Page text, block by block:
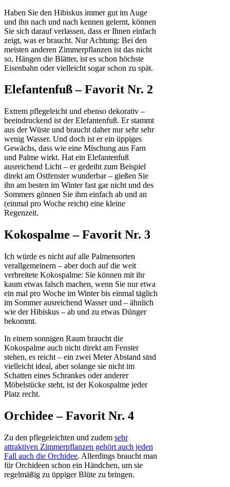
Haben Sie den Hibiskus immer gut im Auge
und ihn nach und nach kennen gelernt, können
Sie sich darauf verlassen, dass er Ihnen einfach
zeigt, was er braucht. Nur Achtung: Bei den
meisten anderen Zimmerpflanzen ist das nicht
so, Hängen die Blätter, ist es schon höchste
Eisenbahn oder vielleicht sogar schon zu spät.
Elefantenfuß – Favorit Nr. 2
Extrem pflegeleicht und ebenso dekorativ –
beeindruckend ist der Elefantenfuß. Er stammt
aus der Wüste und braucht daher nur sehr sehr
wenig Wasser. Und doch ist er ein üppiges
Gewächs, dass wie eine Mischung aus Farn
und Palme wirkt. Hat ein Elefantenfuß
ausreichend Licht – er gedeiht zum Beispiel
direkt am Ostfenster wunderbar – gießen Sie
ihn am besten im Winter fast gar nicht und des
Sommers gönnen Sie ihm einfach ab und an
(einmal pro Woche reicht) eine kleine
Regenzeit.
Kokospalme – Favorit Nr. 3
Ich würde es nicht auf alle Palmensorten
verallgemeinern – aber doch auf die weit
verbreitete Kokospalme: Sie können mit ihr
kaum etwas falsch machen, wenn Sie nur etwa
ein mal pro Woche im Winter bis einmal täglich
im Sommer ausreichend Wasser und – ähnlich
wie der Hibiskus – ab und zu etwas Dünger
bekommt.
In einem sonnigen Raum braucht die
Kokospalme auch nicht direkt am Fenster
stehen, es reicht – ein zwei Meter Abstand sind
vielleicht ideal, aber solange sie nicht im
Schatten eines Schrankes oder anderer
Möbelstücke steht, ist der Kokospalme jeder
Platz recht.
Orchidee – Favorit Nr. 4
Zu den pflegeleichten und zudem sehr
attraktiven Zimmerpflanzen gehört auch jeden
Fall auch die Orchidee. Allerdings braucht man
für Orchideen schon ein Händchen, um sie
regelmäßig zu üppiger Blüte zu bringen.